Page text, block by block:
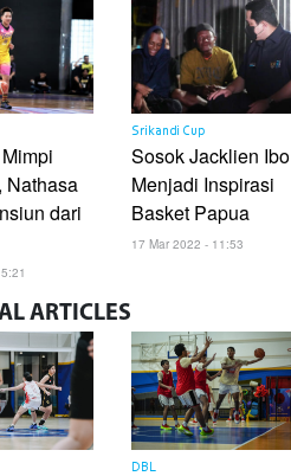
Nathasa
dari
Srikandi Cup
Sosok Jacklien Ibo
Menjadi Inspirasi
Basket Papua
17 Mar 2022 - 11:53
ARTICLES
DBL